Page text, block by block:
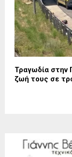
Τραγωδία στην
ζωή τους σε